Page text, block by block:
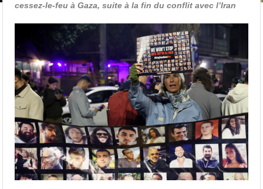
cessez-le-feu à Gaza, suite à la fin du conflit avec l’Iran